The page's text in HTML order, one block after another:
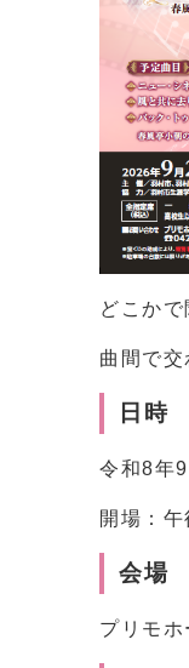
どこか
曲間で
日時
令和8年
開場：
会場
プリモ